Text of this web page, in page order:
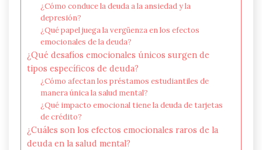
¿Cómo conduce la deuda a la ansiedad y la
depresión?
¿Qué papel juega la vergüenza en los efectos
emocionales de la deuda?
¿Qué desafíos emocionales únicos surgen de
tipos específicos de deuda?
¿Cómo afectan los préstamos estudiantiles de
manera única la salud mental?
¿Qué impacto emocional tiene la deuda de tarjetas
de crédito?
¿Cuáles son los efectos emocionales raros de la
deuda en la salud mental?